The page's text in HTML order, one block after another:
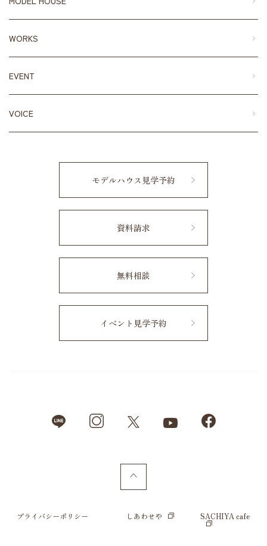
WORKS
EVENT
VOICE
モデルハウス見学予約
資料請求
無料相談
イベント見学予約
プライバシーポリシー しあわせや SACHIYA cafe